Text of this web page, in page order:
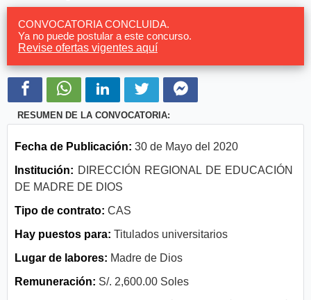
CONVOCATORIA CONCLUIDA.
Ya no puede postular a este concurso.
Revise ofertas vigentes aquí
RESUMEN DE LA CONVOCATORIA:
Fecha de Publicación: 30 de Mayo del 2020
Institución: DIRECCIÓN REGIONAL DE EDUCACIÓN
DE MADRE DE DIOS
Tipo de contrato: CAS
Hay puestos para: Titulados universitarios
Lugar de labores: Madre de Dios
Remuneración: S/. 2,600.00 Soles